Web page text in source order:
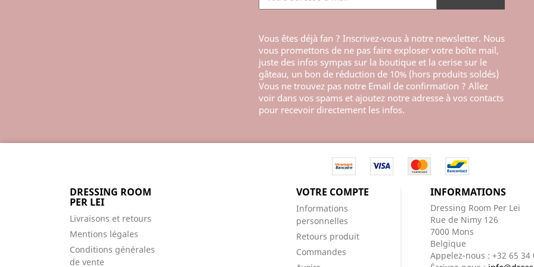
Vous êtes déjà fan ? Inscrivez-vous à notre newsletter. Nous
vous promettons de ne pas faire exploser votre boîte mail,
juste des infos sympas sur la boutique et la cerise sur le
gâteau, un bon de réduction de 10% (hors produits soldés)
Vous ne trouvez pas notre Email de confirmation ? Allez
voir dans vos spams et ajoutez notre adresse à vos contacts
pour recevoir directement les infos.
DRESSING ROOM
PER LEI
Livraisons et retours
Mentions légales
Conditions générales
de vente
VOTRE COMPTE
Informations
personnelles
Retours produit
Commandes
INFORMATIONS
Dressing Room Per Lei
Rue de Nimy 126
7000 Mons
Belgique
Appelez-nous : +32 65 34